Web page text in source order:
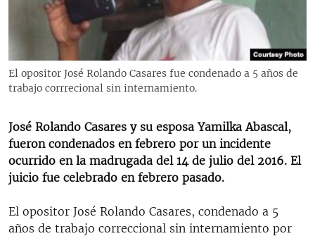
RADIO MARTÍ
ESPECIALES
ESPECIALES
LA REALIDAD DE LA VIVIENDA EN CUBA
KENTU-CUBANO
LOS SANTOS DE HIALEAH
LA INVASIÓN DE RUSIA A UCRANIA
MULTIMEDIA
EDITORIALES
SÍGUENOS
El opositor José Rolando Casares fue condenado a 5 años de
trabajo corrrecional sin internamiento.
José Rolando Casares y su esposa Yamilka Abascal,
fueron condenados en febrero por un incidente
ocurrido en la madrugada del 14 de julio del 2016. El
juicio fue celebrado en febrero pasado.
El opositor José Rolando Casares, condenado a 5
años de trabajo correccional sin internamiento por